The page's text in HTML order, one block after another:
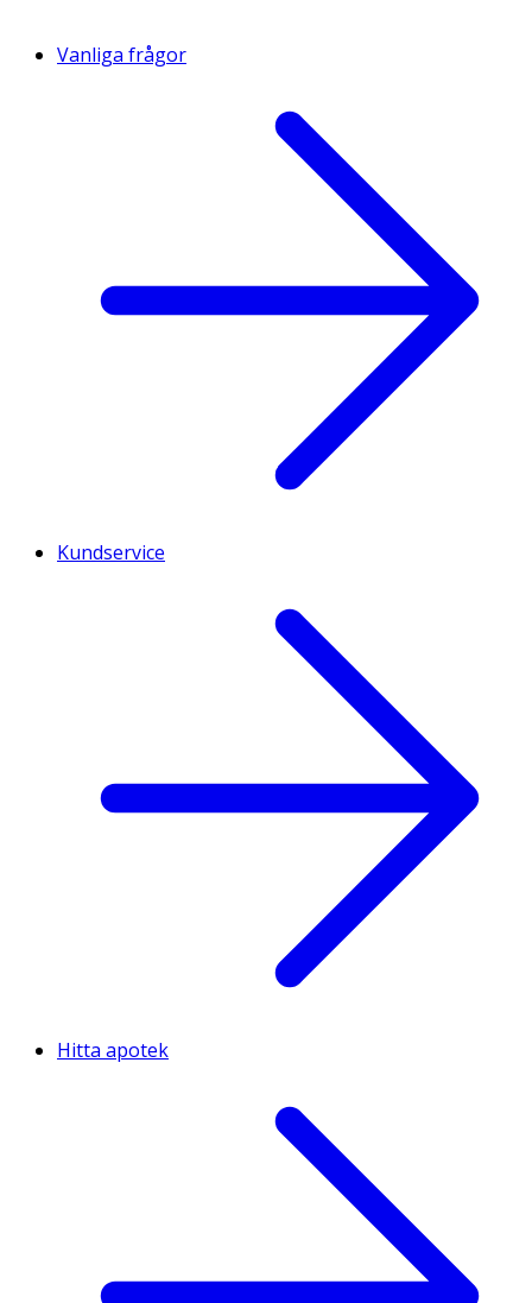
Vanliga frågor
Kundservice
Hitta apotek